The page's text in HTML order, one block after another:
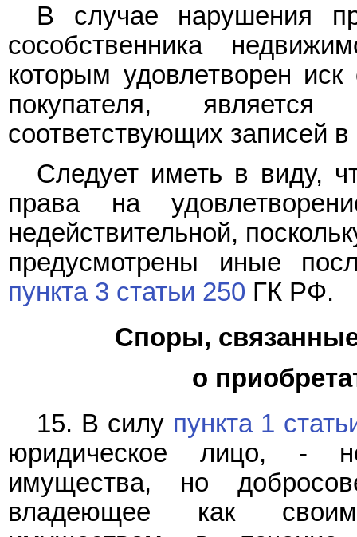
В случае нарушения
сособственника
которым удовлетворен
покупателя,
соответствующих записей
Следует иметь в виду,
права на
недействительной,
предусмотрены иные
пункта 3 статьи 250 ГК РФ.
Споры,
о
15. В силу пункта 1
юридическое лицо, -
имущества, но
владеющее как